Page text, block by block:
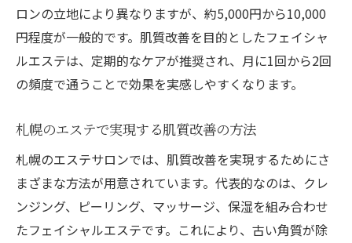
ロンの立地により異なりますが、約5,000円から10,000
円程度が一般的です。肌質改善を目的としたフェイシャ
ルエステは、定期的なケアが推奨され、月に1回から2回
の頻度で通うことで効果を実感しやすくなります。
札幌のエステで実現する肌質改善の方法
札幌のエステサロンでは、肌質改善を実現するためにさ
まざまな方法が用意されています。代表的なのは、クレ
ンジング、ピーリング、マッサージ、保湿を組み合わせ
たフェイシャルエステです。これにより、古い角質が除